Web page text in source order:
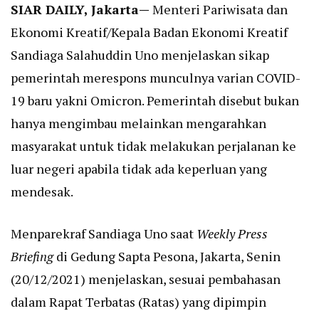
SIAR DAILY, Jakarta— Menteri Pariwisata dan
Ekonomi Kreatif/Kepala Badan Ekonomi Kreatif
Sandiaga Salahuddin Uno menjelaskan sikap
pemerintah merespons munculnya varian COVID-
19 baru yakni Omicron. Pemerintah disebut bukan
hanya mengimbau melainkan mengarahkan
masyarakat untuk tidak melakukan perjalanan ke
luar negeri apabila tidak ada keperluan yang
mendesak.
Menparekraf Sandiaga Uno saat Weekly Press
Briefingdi Gedung Sapta Pesona, Jakarta, Senin
(20/12/2021) menjelaskan, sesuai pembahasan
dalam Rapat Terbatas (Ratas) yang dipimpin